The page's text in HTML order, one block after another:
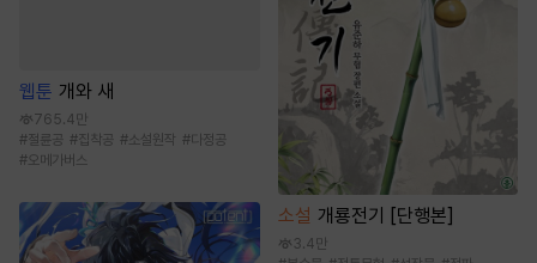
웹툰 개와 새
765.4만
#절륜공 #집착공 #소설원작 #다정공
#오메가버스
소설 개룡전기 [단행본]
3.4만